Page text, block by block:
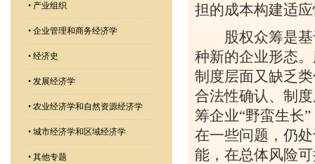
• 产业组织
• 企业管理和商务经济学
• 经济史
• 发展经济学
• 农业经济学和自然资源经济学
• 城市经济学和区域经济学
• 其他专题
担的成本构建适
股权众筹是基
种新的企业形态
制度层面又缺乏
合法性确认、制
筹企业“野蛮生长
在一些问题，仍
能，在总体风险